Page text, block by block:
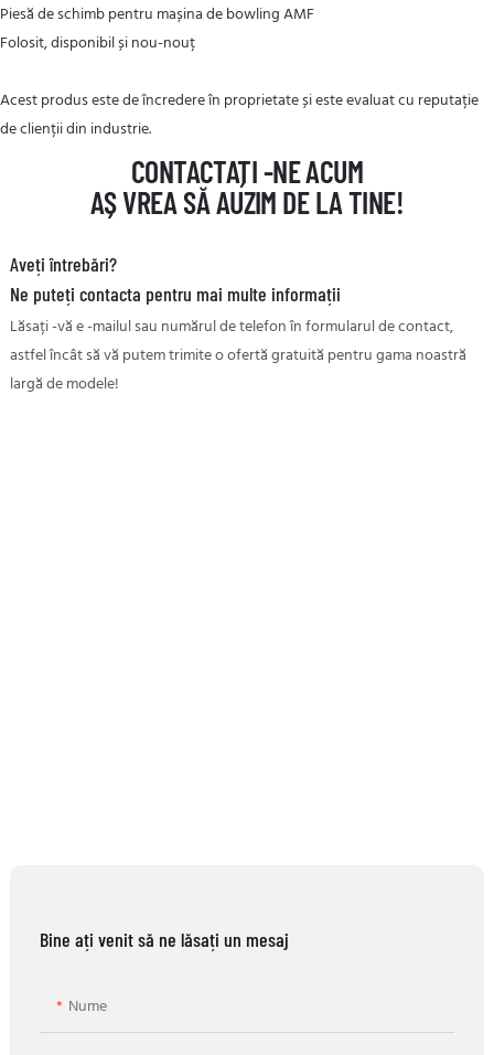
Piesă de schimb pentru mașina de bowling AMF
Folosit, disponibil și nou-nouț
Acest produs este de încredere în proprietate și este evaluat cu reputație
de clienții din industrie.
CONTACTAȚI -NE ACUM
AȘ VREA SĂ AUZIM DE LA TINE!
Aveți întrebări?
Ne puteți contacta pentru mai multe informații
Lăsați -vă e -mailul sau numărul de telefon în formularul de contact,
astfel încât să vă putem trimite o ofertă gratuită pentru gama noastră
largă de modele!
Bine ați venit să ne lăsați un mesaj
Nume